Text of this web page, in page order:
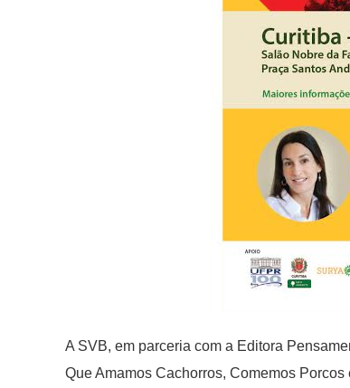
A SVB, em parceria com a Editora
Que Amamos Cachorros, Comemos